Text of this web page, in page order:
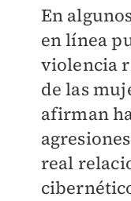
En
en línea
violencia
de las
afirman
real